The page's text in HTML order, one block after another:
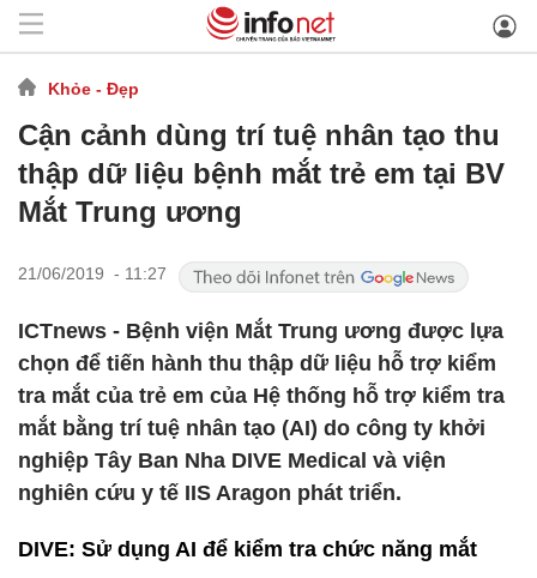
Khỏe - Đẹp
Cận cảnh dùng trí tuệ nhân tạo thu
thập dữ liệu bệnh mắt trẻ em tại BV
Mắt Trung ương
21/06/2019 - 11:27
ICTnews - Bệnh viện Mắt Trung ương được lựa
chọn để tiến hành thu thập dữ liệu hỗ trợ kiểm
tra mắt của trẻ em của Hệ thống hỗ trợ kiểm tra
mắt bằng trí tuệ nhân tạo (AI) do công ty khởi
nghiệp Tây Ban Nha DIVE Medical và viện
nghiên cứu y tế IIS Aragon phát triển.
DIVE: Sử dụng AI để kiểm tra chức năng mắt